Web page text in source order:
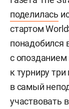
поделилась
стартом
понадобился
с опозданием
к турниру
в самый
участвовать